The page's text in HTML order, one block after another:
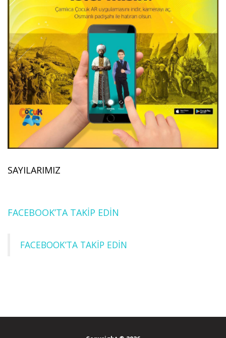
SAYILARIMIZ
FACEBOOK’TA TAKİP EDİN
FACEBOOK’TA TAKİP EDİN